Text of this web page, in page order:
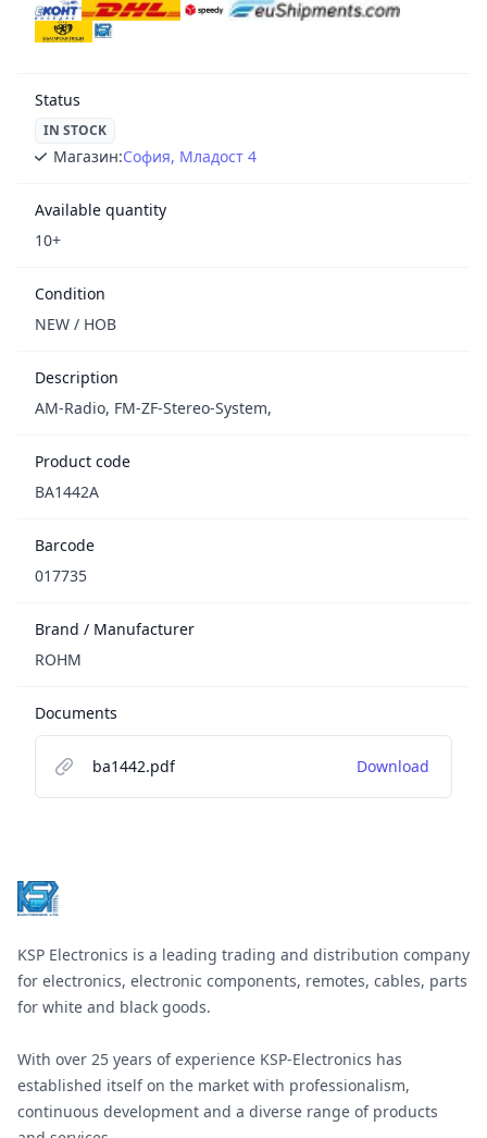
Status
IN STOCK
Магазин:София, Младост 4
Available quantity
10+
Condition
NEW / НОВ
Description
AM-Radio, FM-ZF-Stereo-System,
Product code
BA1442A
Barcode
017735
Brand / Manufacturer
ROHM
Documents
ba1442.pdf Download
KSP Electronics is a leading trading and distribution company
for electronics, electronic components, remotes, cables, parts
for white and black goods.
With over 25 years of experience KSP-Electronics has
established itself on the market with professionalism,
continuous development and a diverse range of products